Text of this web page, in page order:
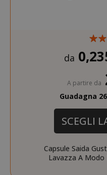
da
A partire da
Guadagna
SCEGLI
Capsule Saida
Lavazza A Modo
SADEVSESSID